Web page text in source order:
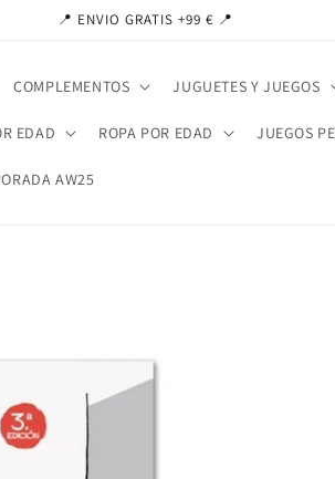
📍 ENVIO GRATIS +99 € 📍
COMPLEMENTOS JUGUETES Y JUEGOS
EDAD ROPA POR EDAD JUEGOS
AW25